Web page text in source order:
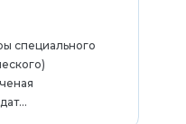
специального